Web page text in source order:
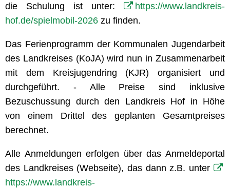
die Schulung ist unter:
https://www.landkreis-
hof.de/spielmobil-2026 zu finden.
Das Ferienprogramm der Kommunalen Jugendarbeit
des Landkreises (KoJA) wird nun in Zusammenarbeit
mit dem Kreisjugendring (KJR) organisiert und
durchgeführt. - Alle Preise sind inklusive
Bezuschussung durch den Landkreis Hof in Höhe
von einem Drittel des geplanten Gesamtpreises
berechnet.
Alle Anmeldungen erfolgen über das Anmeldeportal
des Landkreises (Webseite), das dann z.B. unter
https://www.landkreis-